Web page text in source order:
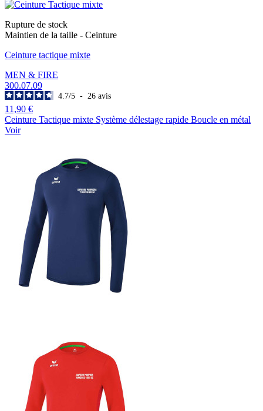
Rupture de stock
Maintien de la taille - Ceinture
Ceinture tactique mixte
MEN & FIRE
300.07.09
4.7/5 - 26 avis
11,90 €
Ceinture Tactique mixte Système délestage rapide Boucle en métal
Voir